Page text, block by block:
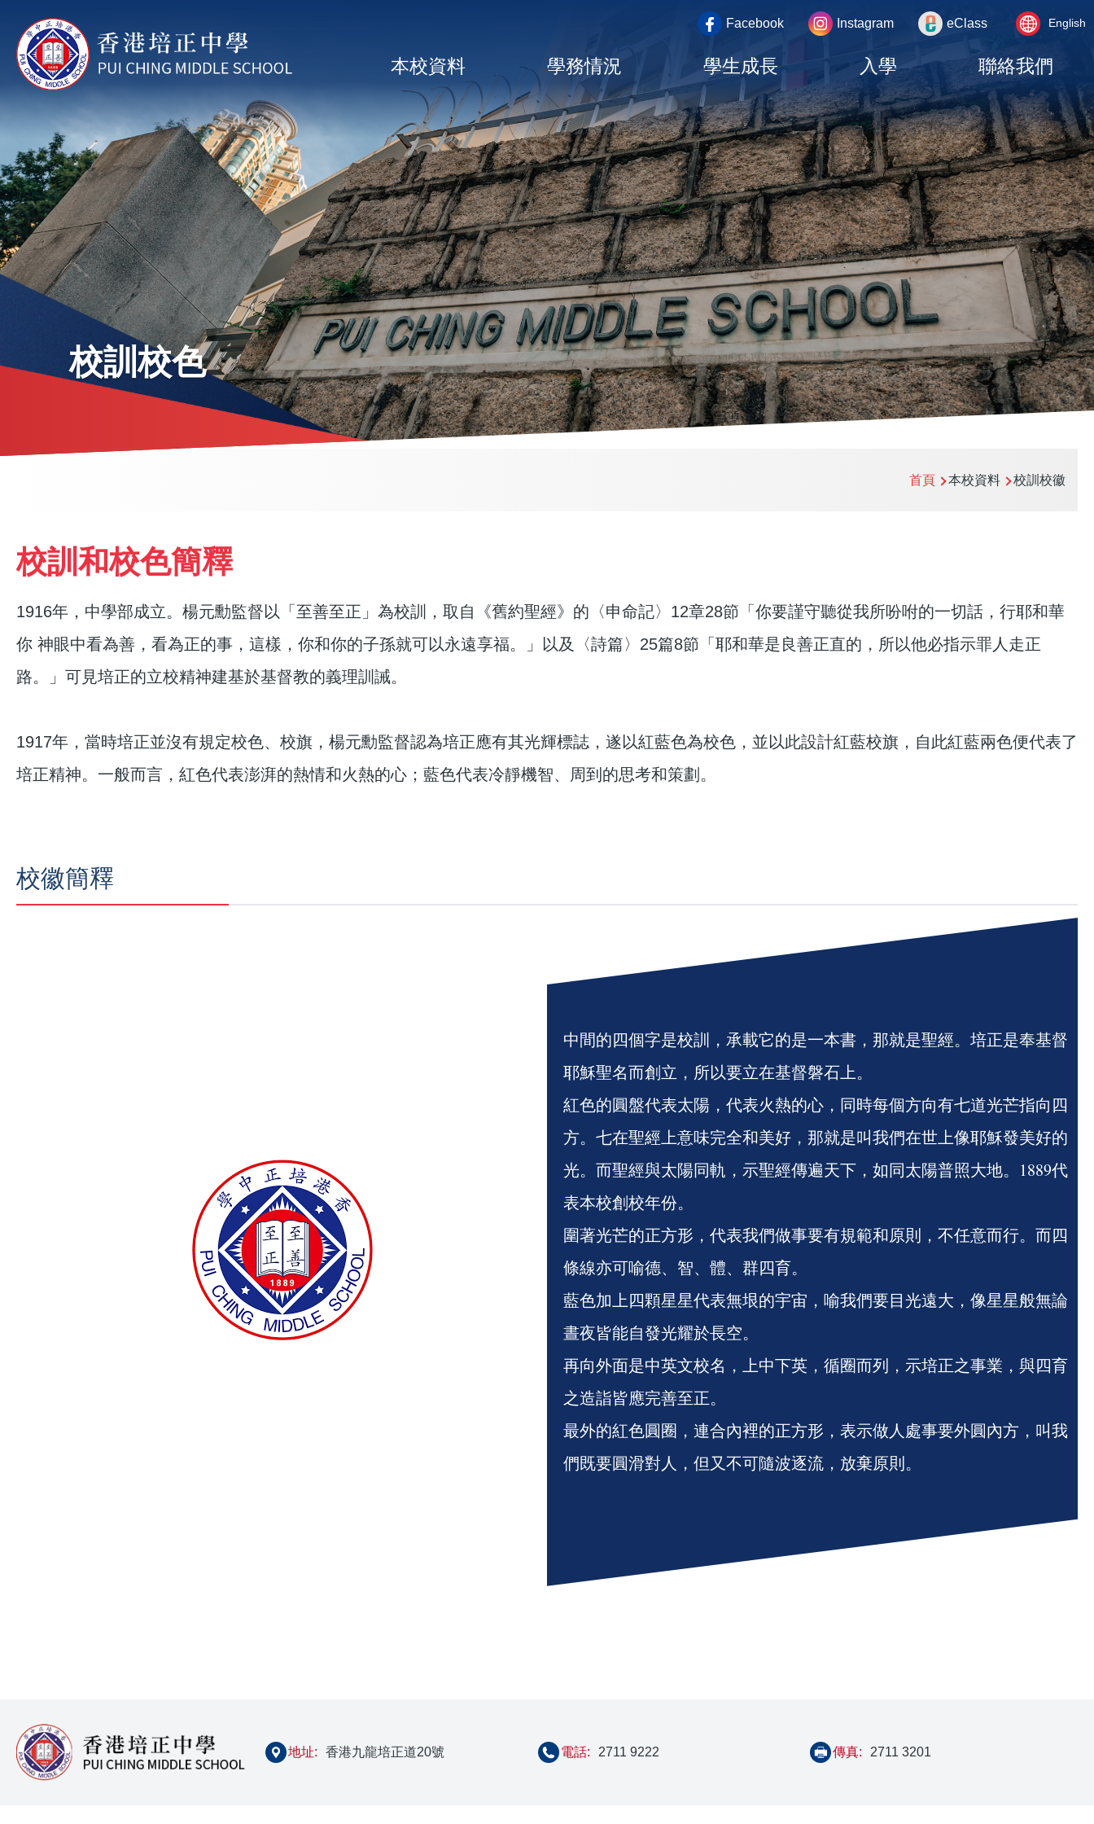
top_area
Facebook Instagram eClass
Language
switcher
English
navigation
本校資料 學務情況 學生成長 入學 聯絡我們
校訓校色
導
結
首頁 本校資料 校訓校徽
校訓和校色簡釋
1916年，中學部成立。楊元勳監督以「至善至正」為校訓，取自《舊約聖經》的〈申命記〉12章28節「你要謹守聽從我所吩咐的一切話，行耶和華
你 神眼中看為善，看為正的事，這樣，你和你的子孫就可以永遠享福。」以及〈詩篇〉25篇8節「耶和華是良善正直的，所以他必指示罪人走正
路。」可見培正的立校精神建基於基督教的義理訓誡。
1917年，當時培正並沒有規定校色、校旗，楊元勳監督認為培正應有其光輝標誌，遂以紅藍色為校色，並以此設計紅藍校旗，自此紅藍兩色便代表了
培正精神。一般而言，紅色代表澎湃的熱情和火熱的心；藍色代表冷靜機智、周到的思考和策劃。
校徽簡釋
中間的四個字是校訓，承載它的是一本書，那就是聖經。培正是奉基督
耶穌聖名而創立，所以要立在基督磐石上。
紅色的圓盤代表太陽，代表火熱的心，同時每個方向有七道光芒指向四
方。七在聖經上意味完全和美好，那就是叫我們在世上像耶穌發美好的
光。而聖經與太陽同軌，示聖經傳遍天下，如同太陽普照大地。1889代
表本校創校年份。
圍著光芒的正方形，代表我們做事要有規範和原則，不任意而行。而四
條線亦可喻德、智、體、群四育。
藍色加上四顆星星代表無垠的宇宙，喻我們要目光遠大，像星星般無論
晝夜皆能自發光耀於長空。
再向外面是中英文校名，上中下英，循圈而列，示培正之事業，與四育
之造詣皆應完善至正。
最外的紅色圓圈，連合內裡的正方形，表示做人處事要外圓內方，叫我
們既要圓滑對人，但又不可隨波逐流，放棄原則。
地址: 香港九龍培正道20號 電話: 2711 9222 傳真: 2711 3201